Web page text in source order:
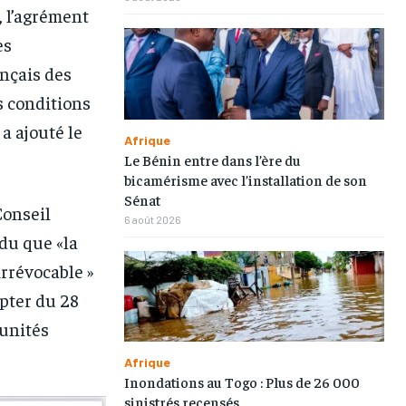
1-MONTH
1-MONTH
des
conditions
ajouté le
que «la
»
du 28
Afrique
Le Bénin entre dans l’ère du
bicamérisme avec l’installation de son
Sénat
6 août 2026
Afrique
Inondations au Togo : Plus de 26 000
sinistrés recensés